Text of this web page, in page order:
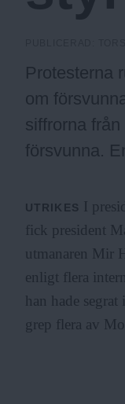
u
Protesterna
om
siffrorna
försvunna.
UTRIKES I
fick president
utmanaren Mir
enligt flera
han hade
grep flera av